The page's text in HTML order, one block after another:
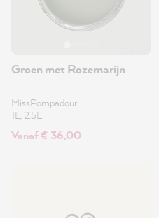
Groen met Rozemarijn
MissPompadour
1L, 2.5L
Vanaf € 36,00